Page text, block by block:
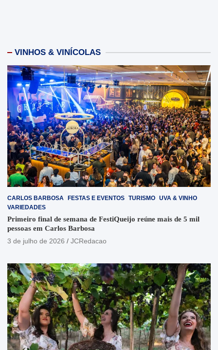
VINHOS & VINÍCOLAS
CARLOS BARBOSA FESTAS E EVENTOS TURISMO UVA & VINHO
VARIEDADES
Primeiro final de semana de FestiQueijo reúne mais de 5 mil
pessoas em Carlos Barbosa
3 de julho de 2026
JCRedacao